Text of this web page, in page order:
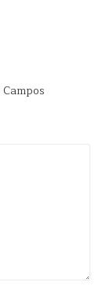
Campos